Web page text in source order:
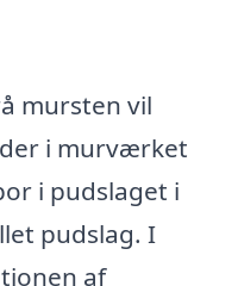
mursten vil
i murværket
i pudslaget i
pudslag. I
af